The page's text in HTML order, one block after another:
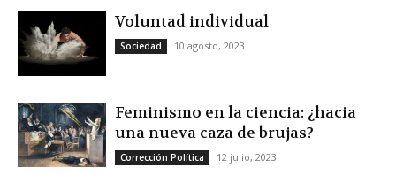
Voluntad individual
Sociedad 10 agosto, 2023
Feminismo en la ciencia: ¿hacia
una nueva caza de brujas?
Corrección Política 12 julio, 2023